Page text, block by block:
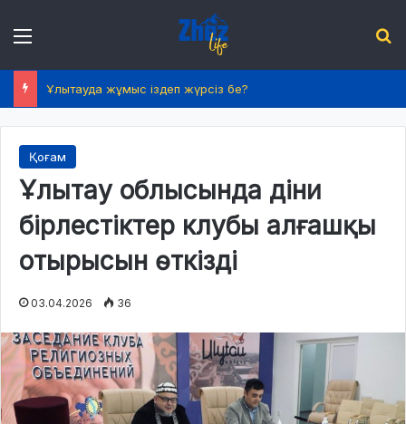
Ұлытауда жұмыс іздеп жүрсіз бе?
Қоғам
Ұлытау облысында діни
бірлестіктер клубы алғашқы
отырысын өткізді
03.04.2026 36